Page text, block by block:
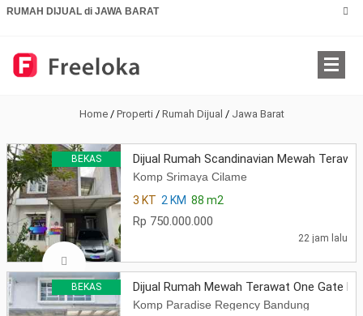
RUMAH DIJUAL di JAWA BARAT
Home / Properti / Rumah Dijual / Jawa Barat
BEKAS Dijual Rumah Scandinavian Mewah
Komp Srimaya Cilame
3 KT 2 KM 88 m2
Rp 750.000.000
22 jam lalu
BEKAS Dijual Rumah Mewah Terawat One Gate
Komp Paradise Regency Bandung